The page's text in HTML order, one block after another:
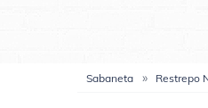
Sabaneta Restrepo